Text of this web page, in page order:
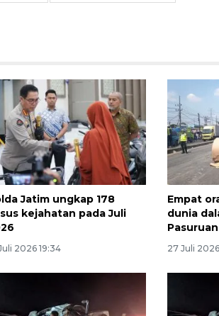
Jatim ungkap 178
kejahatan pada Juli
2026 19:34
Empat
dunia
Pasuruan
27 Juli 2026
Sinyal positif
Indonesia
2026-08-05 15:00:00